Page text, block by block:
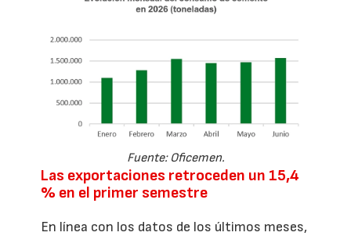
Fuente: Oficemen.
Las exportaciones retroceden un 15,4
% en el primer semestre
En línea con los datos de los últimos meses,